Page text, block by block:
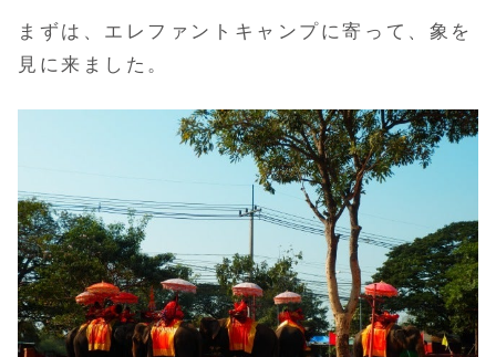
まずは、エレファントキャンプに寄って、象を
見に来ました。